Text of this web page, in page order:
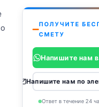
ПОЛУЧИТЕ
СМЕТУ
Напишите нам
Напишите нам по
Ответ в течение 24